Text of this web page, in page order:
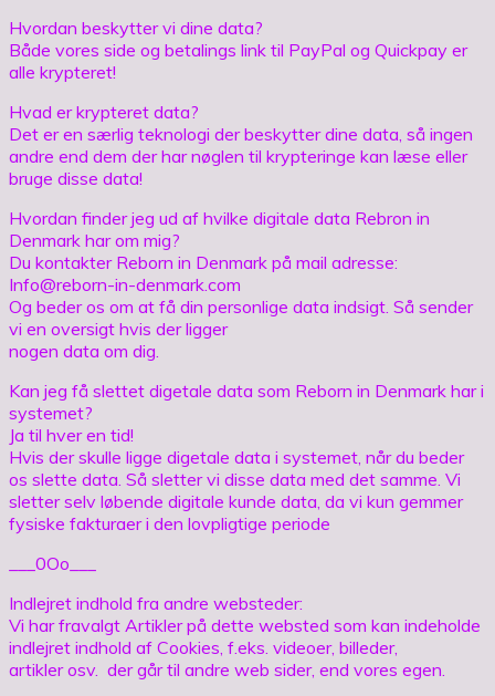
Hvordan beskytter vi dine data?
Både vores side og betalings link til PayPal og Quickpay er
alle krypteret!
Hvad er krypteret data?
Det er en særlig teknologi der beskytter dine data, så ingen
andre end dem der har nøglen til krypteringe kan læse eller
bruge disse data!
Hvordan finder jeg ud af hvilke digitale data Rebron in
Denmark har om mig?
Du kontakter Reborn in Denmark på mail adresse:
Info@reborn-in-denmark.com
Og beder os om at få din personlige data indsigt. Så sender
vi en oversigt hvis der ligger
nogen data om dig.
Kan jeg få slettet digetale data som Reborn in Denmark har i
systemet?
Ja til hver en tid!
Hvis der skulle ligge digetale data i systemet, når du beder
os slette data. Så sletter vi disse data med det samme. Vi
sletter selv løbende digitale kunde data, da vi kun gemmer
fysiske fakturaer i den lovpligtige periode
___0Oo___
Indlejret indhold fra andre websteder:
Vi har fravalgt Artikler på dette websted som kan indeholde
indlejret indhold af Cookies, f.eks. videoer, billeder,
artikler osv. der går til andre web sider, end vores egen.